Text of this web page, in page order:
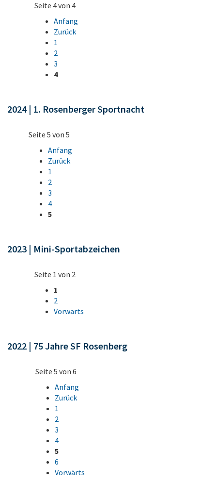
Seite 4 von 4
Anfang
Zurück
1
2
3
4
2024 | 1. Rosenberger Sportnacht
Seite 5 von 5
Anfang
Zurück
1
2
3
4
5
2023 | Mini-Sportabzeichen
Seite 1 von 2
1
2
Vorwärts
2022 | 75 Jahre SF Rosenberg
Seite 5 von 6
Anfang
Zurück
1
2
3
4
5
6
Vorwärts